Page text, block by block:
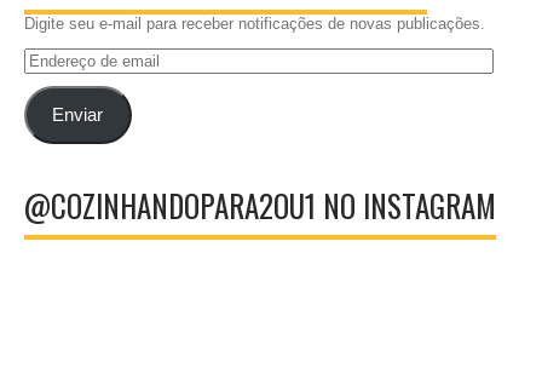
Digite seu e-mail para receber notificações de novas publicações.
Endereço
emailEnviar
@COZINHANDOPARA2OU1 NO INSTAGRAM